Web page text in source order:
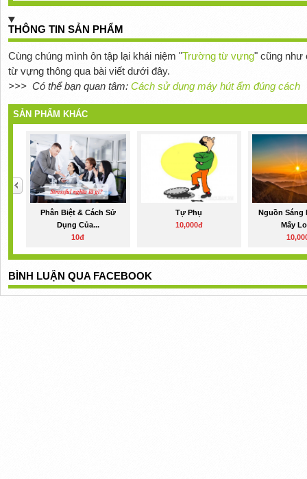
THÔNG TIN SẢN PHẨM
Cùng chúng mình ôn tập lại khái niệm "Trường từ vựng" cũng như
từ vựng thông qua bài viết dưới đây.
>>> Có thể bạn quan tâm: Cách sử dụng máy hút ẩm đúng cách
SẢN PHẨM KHÁC
Phân Biệt & Cách Sử
Dụng Của...
10đ
Tự Phụ
10,000đ
Nguồn Sáng
Mấy
BÌNH LUẬN QUA FACEBOOK